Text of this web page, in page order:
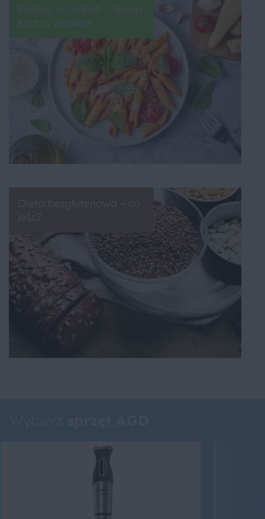
Podróż do Włoch – dania
kuchni włoskiej